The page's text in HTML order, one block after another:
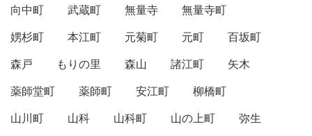
向中町
武蔵町 無量寺
無量寺町
娚杉町
本江町 元菊町 元町
百坂町
森戸
もりの里 森山 諸江町
矢木
薬師堂町
薬師町 安江町
柳橋町
山川町
山科 山科町 山の上町 弥生